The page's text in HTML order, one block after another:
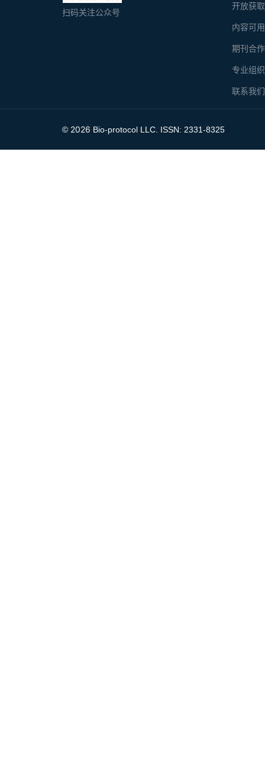
开放获
内容可
期刊合
专业组
联系我们
扫码关注公众号
© 2026 Bio-protocol LLC. ISSN: 2331-8325